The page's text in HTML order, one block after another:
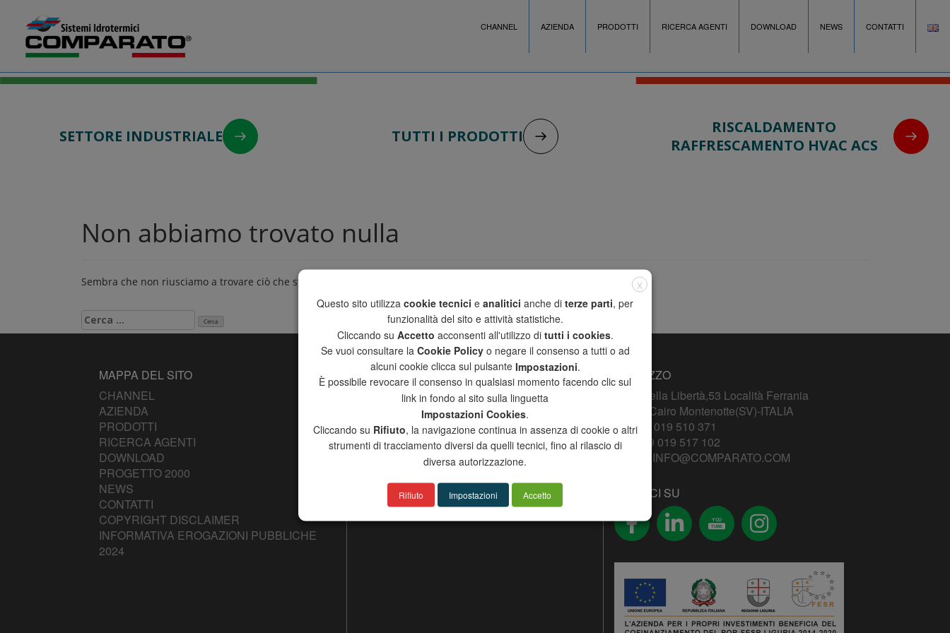
Comparato
CHANNEL AZIENDA PRODOTTI RICERCA AGENTI DOWNLOAD NEWS CONTATTI
Salta
SETTORE INDUSTRIALE TUTTI I PRODOTTI
RISCALDAMENTO
RAFFRESCAMENTO HVAC ACS
Non abbiamo trovato nulla
Sembra che non riusciamo a trovare ciò che stai cercando. Forse la ricerca può aiutare.
per:
MAPPA DEL SITO
CHANNEL
AZIENDA
PRODOTTI
RICERCA AGENTI
DOWNLOAD
PROGETTO 2000
NEWS
CONTATTI
COPYRIGHT DISCLAIMER
INFORMATIVA EROGAZIONI PUBBLICHE
2024
CATALOGO PRODOTTI
CATALOGO GENERALE
CATALOGO INTEGRAZIONE INOX
VISITA IL NOSTRO
INDIRIZZO
Viale della Libertà,53 Località Ferrania
17014 Cairo Montenotte(SV)-ITALIA
Tel:+39 019 510 371
Fax:+39 019 517 102
INFO@COMPARATO.COM
SEGUICI SU
YOU
TUBE
X
Questo sito utilizza cookie tecnici e analitici anche di terze parti, per
funzionalità del sito e attività statistiche.
Cliccando su Accetto acconsenti all'utilizzo di tutti i cookies.
Se vuoi consultare la Cookie Policyo negare il consenso a tutti o ad
alcuni cookie clicca sul pulsante Impostazioni
È possibile revocare il consenso in qualsiasi momento facendo clic sul
link in fondo al sito sulla linguetta
Impostazioni Cookies
Cliccando su Rifiuto , la navigazione continua in assenza di cookie o altri
strumenti di tracciamento diversi da quelli tecnici, fino al rilascio di
diversa autorizzazione.
Rifiuto Impostazioni Accetto